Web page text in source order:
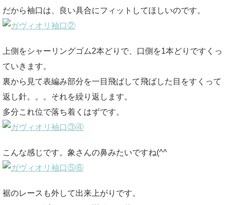
だから袖口は、良い具合にフィットしてほしいのです。
上側をシャーリングゴム2本どりで、口側を1本どりですくっ
ていきます。
裏から見て表編み部分を一目飛ばして飛ばした目をすくって
返し針。。。それを繰り返します。
多分これ位で落ち着くはずです。
こんな感じです。象さんの鼻みたいですね(^^ゞ
裾のレースも外して出来上がりです。